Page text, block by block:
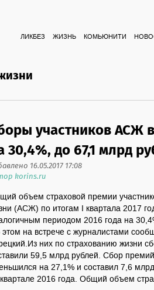
ЛИКБЕЗ ЖИЗНЬ КОМЬЮНИТИ
участников АСЖ
30,4%, до 67,1 млрд
16.05.2017 17:08
korins.ru
объем страховой премии
(АСЖ) по итогам I квартала 2017
периодом 2016 года на
на встрече с журналистами
них по страхованию жизни
59,5 млрд рублей. Сбор
на 27,1% и составил 7,6
2016 года. Общий объем